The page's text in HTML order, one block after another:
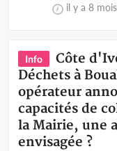
il y a 8 mois
Info
Côte
Déchets à
opérateur
capacités de
la Mairie, une
envisagée ?